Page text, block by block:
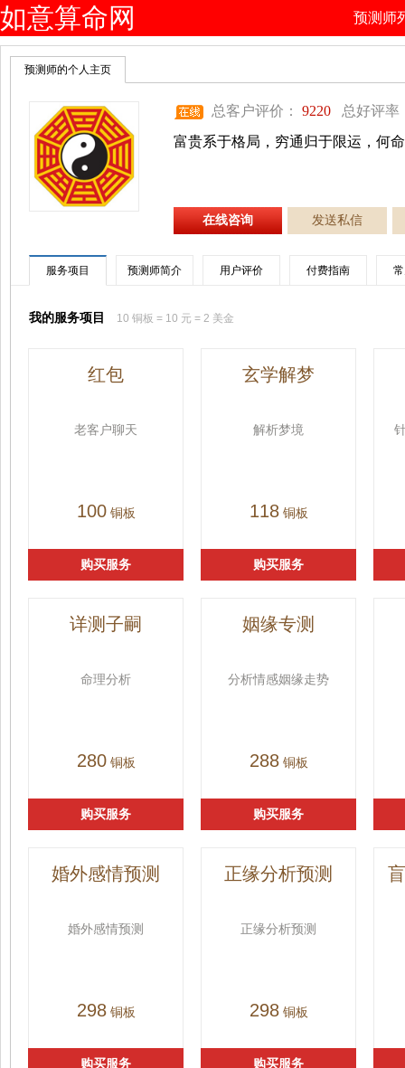
如意算命网 预测师
预测师的个人主页
总客户评价： 9220 总好评率
富贵系于格局，穷通归于限运，何
在线咨询 发送私信
服务项目 预测师简介 用户评价 付费指南
我的服务项目 10 铜板 = 10 元 = 2 美金
红包
老客户聊天
100铜板
购买服务
玄学解梦
解析梦境
118铜板
购买服务
详测子嗣
命理分析
280铜板
购买服务
姻缘专测
分析情感姻缘走势
288铜板
购买服务
婚外感情预测
婚外感情预测
298铜板
购买服务
正缘分析预测
正缘分析预测
298铜板
购买服务